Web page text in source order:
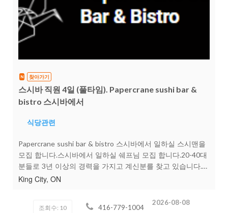
N 찾아가기
스시바 직원 4일 (풀타임). Papercrane sushi bar &
bistro 스시바에서
식당관련
Papercrane sushi bar & bistro 스시바에서 일하실 스시맨을
모집 합니다.스시바에서 일하실 쉐프님 모집 합니다.20-40대
분들로 3년 이상의 경력을 가지고 계신분를 찾고 있습니다.풀
타임으로 3-5일 일하실수 있는분이었으면 좋겠습니다.좀더
소개와 함께 문자 주시면 바로 연락 드리겠습니다.
King City, ON
조회수: 10 416-779-1004
2026-08-08